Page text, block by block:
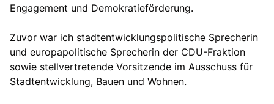
Engagement und Demokratieförderung.
Zuvor war ich stadtentwicklungspolitische Sprecherin
und europapolitische Sprecherin der CDU-Fraktion
sowie stellvertretende Vorsitzende im Ausschuss für
Stadtentwicklung, Bauen und Wohnen.